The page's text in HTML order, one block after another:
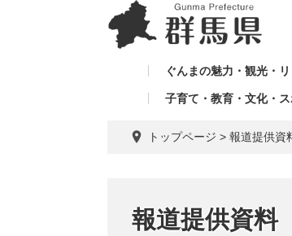
ぐんまの魅力・観光・
子育て・教育・文化・
トップページ > 報道提供資
報道提供資料